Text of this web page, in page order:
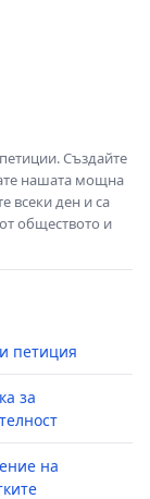
Създайте
нашата мощна
всеки ден и са
обществото и
петиция
за
на